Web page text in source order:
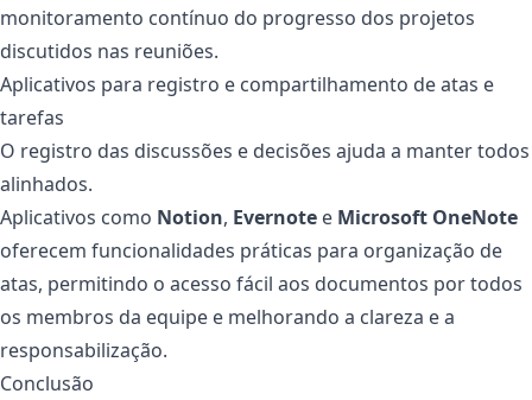
monitoramento contínuo do progresso dos projetos
discutidos nas reuniões.
Aplicativos para registro e compartilhamento de atas e
tarefas
O registro das discussões e decisões ajuda a manter todos
alinhados.
Aplicativos como Notion, Evernote e Microsoft OneNote
oferecem funcionalidades práticas para organização de
atas, permitindo o acesso fácil aos documentos por todos
os membros da equipe e melhorando a clareza e a
responsabilização.
Conclusão